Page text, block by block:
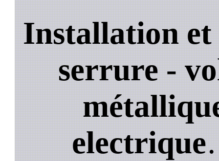
Installation
serrure -
electrique